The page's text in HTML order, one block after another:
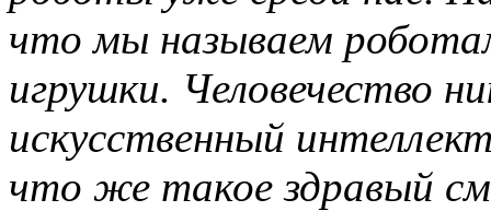
что мы называем
игрушки. Человечество
искусственный
что же такое здравый